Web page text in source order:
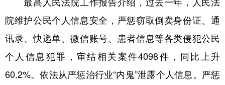
院维护公民个人信息安全，严惩窃取倒卖身份证、通
讯录、快递单、微信账号、患者信息等各类侵犯公民
个人信息犯罪，审结相关案件4098件，同比上升
60.2%。依法从严惩治行业“内鬼”泄露个人信息。严惩